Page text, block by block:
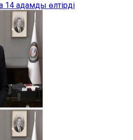
адамды өлтірді